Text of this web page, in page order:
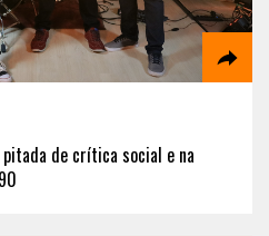
de crítica social e na